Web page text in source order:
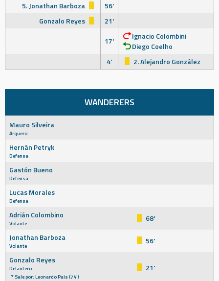
5. Jonathan Barboza
56'
Gonzalo Reyes
21'
17'
Ignacio Colombini
Diego Coelho
4'
2. Alejandro González
WANDERERS
Mauro Silveira
Arquero
Hernán Petryk
Defensa
Gastón Bueno
Defensa
Lucas Morales
Defensa
Adrián Colombino
Volante
68'
Jonathan Barboza
Volante
56'
Gonzalo Reyes
Delantero
Sale por: Leonardo Pais (74')
21'